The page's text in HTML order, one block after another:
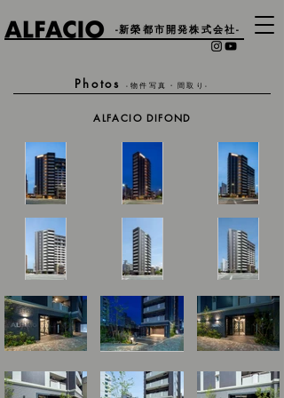
-新榮都市開発株式会社-
Photos-物件写真・間取り-
ALFACIO DIFOND